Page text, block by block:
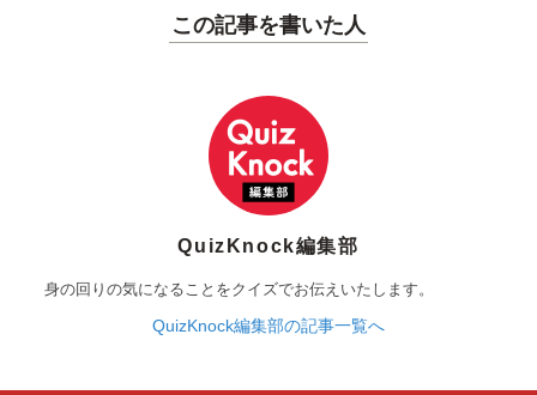
この記事を書いた人
QuizKnock編集部
身の回りの気になることをクイズでお伝えいたします。
QuizKnock編集部の記事一覧へ